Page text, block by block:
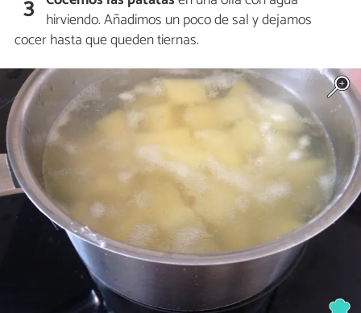
3 hirviendo. Añadimos un poco de sal y dejamos
cocer hasta que queden tiernas.